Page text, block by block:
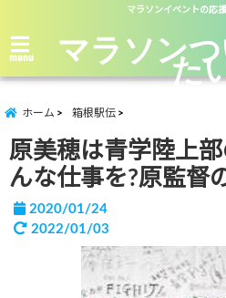
マラソンイベントの応
menu マラソンた
ホーム 箱根駅伝
原美穂は青学陸上
んな仕事を?原監督
2020/01/24
2022/01/03